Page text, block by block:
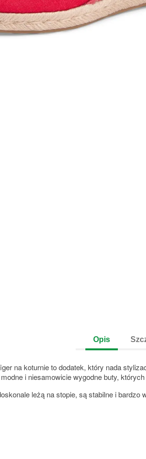
Opis
na koturnie to dodatek, który nada
i niesamowicie wygodne buty,
leżą na stopie, są stabilne i bardzo